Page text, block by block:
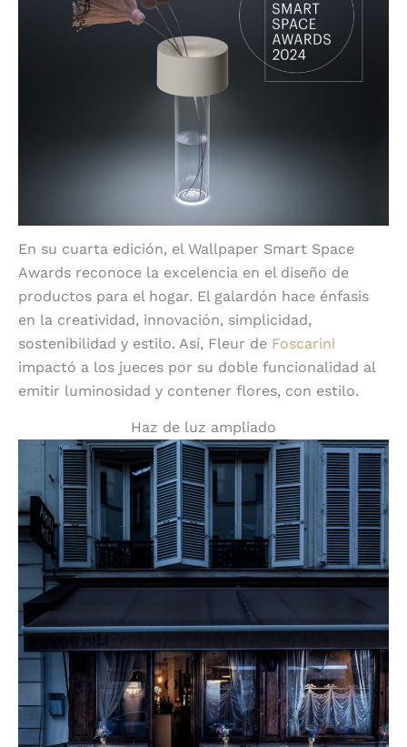
En su cuarta edición, el Wallpaper Smart Space
Awards reconoce la excelencia en el diseño de
productos para el hogar. El galardón hace énfasis
en la creatividad, innovación, simplicidad,
sostenibilidad y estilo. Así, Fleur de Foscarini
impactó a los jueces por su doble funcionalidad al
emitir luminosidad y contener flores, con estilo.
Haz de luz ampliado